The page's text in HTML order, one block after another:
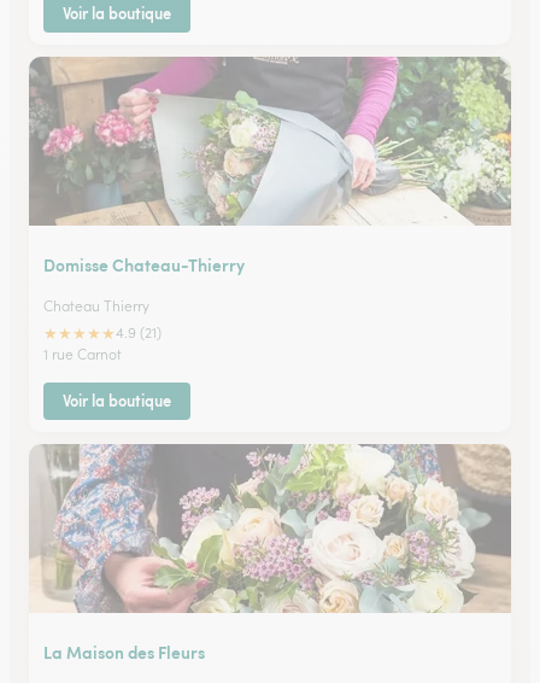
Voir la boutique
Domisse Chateau-Thierry
Chateau Thierry
★★★★★4.9 (21)
1 rue Carnot
Voir la boutique
La Maison des Fleurs